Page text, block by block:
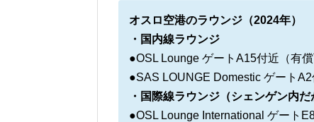
オスロ空港のラウンジ（2024年）
・国内線ラウンジ
●OSL Lounge ゲートA15付近（有
●SAS LOUNGE Domestic ゲート
・国際線ラウンジ（シェンゲン内だ
●OSL Lounge International ゲート